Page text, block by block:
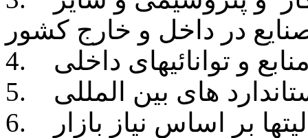
در داخل و خارج کشور
و توانائیهای داخلی
های بین المللی
بر اساس نیاز بازار